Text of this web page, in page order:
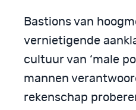
Bastions van
vernietigende
cultuur van ‘male
mannen
rekenschap